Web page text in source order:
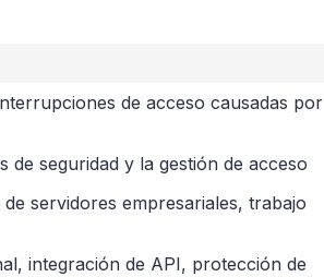
de acceso causadas por
de seguridad y la gestión de acceso
servidores empresariales, trabajo
integración de API, protección de